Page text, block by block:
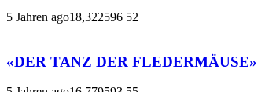
5 Jahren ago18,322596 52
«DER TANZ DER FLEDERMÄUSE»